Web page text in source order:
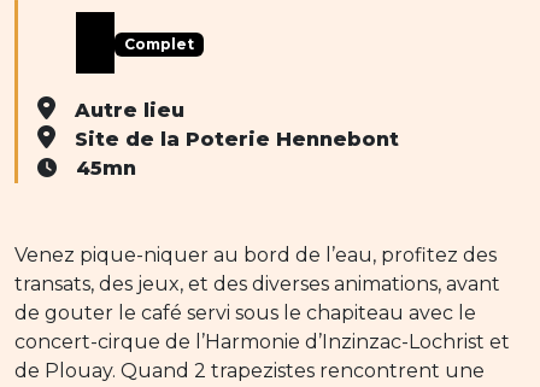
Complet
Autre lieu
Site de la Poterie Hennebont
45mn
Venez pique-niquer au bord de l’eau, profitez des
transats, des jeux, et des diverses animations, avant
de gouter le café servi sous le chapiteau avec le
concert-cirque de l’Harmonie d’Inzinzac-Lochrist et
de Plouay. Quand 2 trapezistes rencontrent une